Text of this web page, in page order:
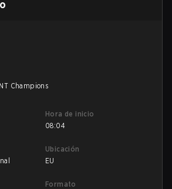
Champions
Hora de inicio
08:04
Ubicación
EU
Formato